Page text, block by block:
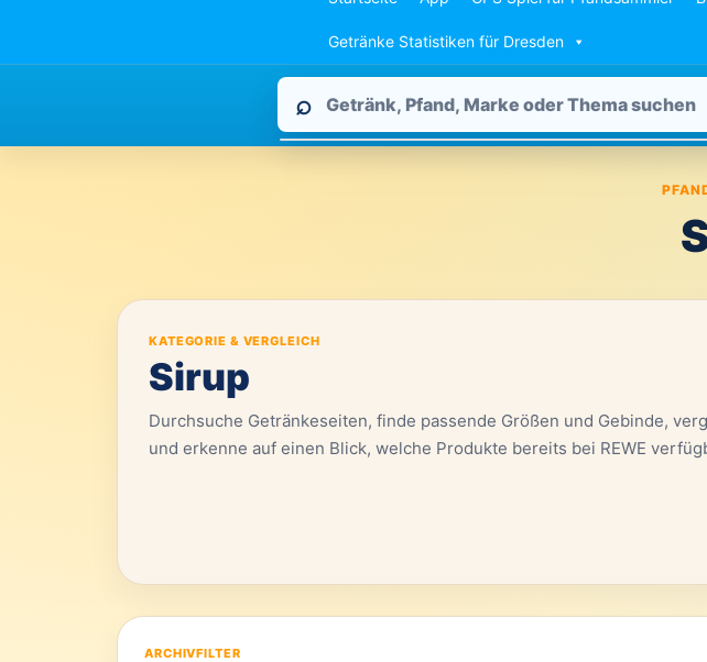
Getränke Statistiken für Dresden
Pfandpirat
durchsuchen
⌕
KATEGORIE & VERGLEICH
Sirup
Durchsuche Getränkeseiten, finde passende Größen und Gebinde,
und erkenne auf einen Blick, welche Produkte bereits bei REWE
ARCHIVFILTER